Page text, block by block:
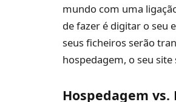
mundo com uma
de fazer é digitar o seu
seus ficheiros serão
hospedagem, o seu
Hospedagem